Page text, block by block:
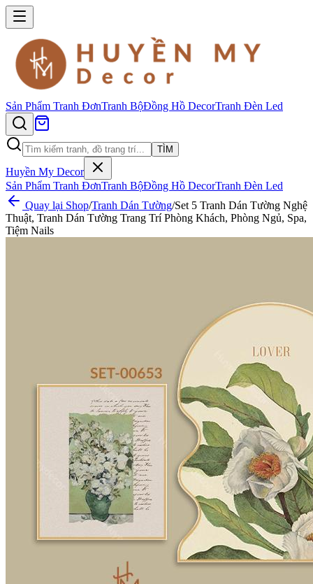
Sản Phẩm Tranh ĐơnTranh BộĐồng Hồ DecorTranh Đèn Led
TÌM
Huyền My Decor
Sản Phẩm Tranh ĐơnTranh BộĐồng Hồ DecorTranh Đèn Led
Quay lại Shop/Tranh Dán Tường/Set 5 Tranh Dán Tường Nghệ
Thuật, Tranh Dán Tường Trang Trí Phòng Khách, Phòng Ngủ, Spa,
Tiệm Nails